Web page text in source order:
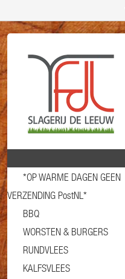
*OP WARME DAGEN GEEN
VERZENDING PostNL*
BBQ
WORSTEN & BURGERS
RUNDVLEES
KALFSVLEES